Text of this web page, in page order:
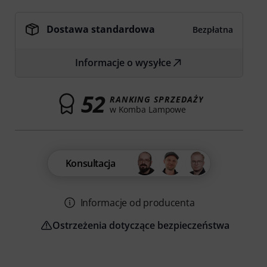
Dostawa standardowa Bezpłatna
Informacje o wysyłce
52 RANKING SPRZEDAŻY
w Komba Lampowe
Konsultacja
Informacje od producenta
Ostrzeżenia dotyczące bezpieczeństwa